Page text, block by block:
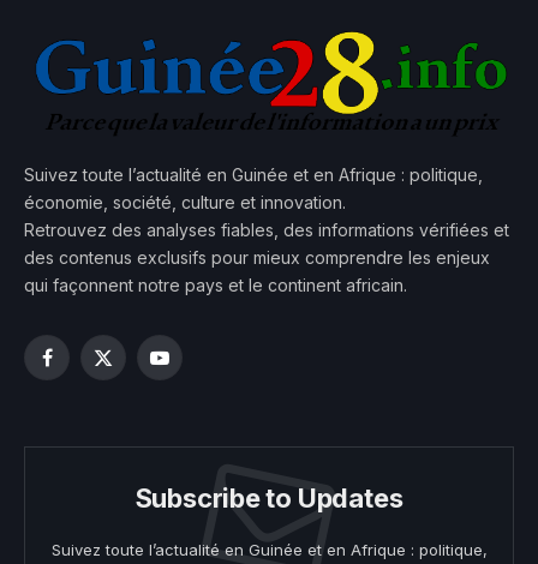
Suivez toute l’actualité en Guinée et en Afrique : politique,
économie, société, culture et innovation.
Retrouvez des analyses fiables, des informations vérifiées et
des contenus exclusifs pour mieux comprendre les enjeux
qui façonnent notre pays et le continent africain.
Facebook
X
YouTube
Subscribe to Updates
Suivez toute l’actualité en Guinée et en Afrique : politique,